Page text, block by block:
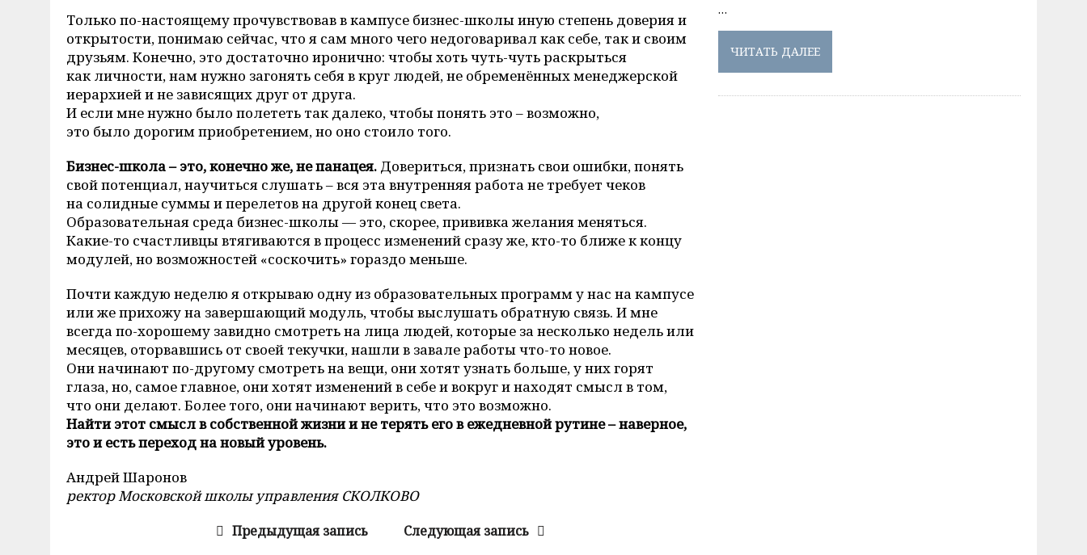
Только по-настоящему прочувствовав в кампусе бизнес-школы иную степень доверия и
открытости, понимаю сейчас, что я сам много чего недоговаривал как себе, так и своим
друзьям. Конечно, это достаточно иронично: чтобы хоть чуть-чуть раскрыться
как личности, нам нужно загонять себя в круг людей, не обременённых менеджерской
иерархией и не зависящих друг от друга.
И если мне нужно было полететь так далеко, чтобы понять это – возможно,
это было дорогим приобретением, но оно стоило того.
Бизнес-школа – это, конечно же, не панацея. Довериться, признать свои ошибки, понять
свой потенциал, научиться слушать – вся эта внутренняя работа не требует чеков
на солидные суммы и перелетов на другой конец света.
Образовательная среда бизнес-школы — это, скорее, прививка желания меняться.
Какие-то счастливцы втягиваются в процесс изменений сразу же, кто-то ближе к концу
модулей, но возможностей «соскочить» гораздо меньше.
Почти каждую неделю я открываю одну из образовательных программ у нас на кампусе
или же прихожу на завершающий модуль, чтобы выслушать обратную связь. И мне
всегда по-хорошему завидно смотреть на лица людей, которые за несколько недель или
месяцев, оторвавшись от своей текучки, нашли в завале работы что-то новое.
Они начинают по-другому смотреть на вещи, они хотят узнать больше, у них горят
глаза, но, самое главное, они хотят изменений в себе и вокруг и находят смысл в том,
что они делают. Более того, они начинают верить, что это возможно.
Найти этот смысл в собственной жизни и не терять его в ежедневной рутине – наверное,
это и есть переход на новый уровень.
Андрей Шаронов
ректор Московской школы управления СКОЛКОВО
Предыдущая запись Следующая запись
…
ЧИТАТЬ ДАЛЕЕ